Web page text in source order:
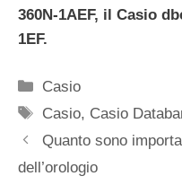
360N-1AEF, il Casio
1EF.
Categorie
Casio
Tag
Casio, Casio
Navigazione
articolo
Quanto sono
dell’orologio